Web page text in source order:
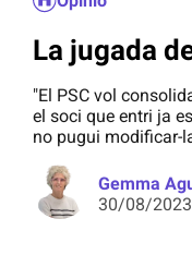
La jugada
"El PSC vol
el soci que entri ja
no pugui modificar-
Gemma
30/08/